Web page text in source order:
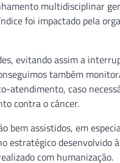
multidisciplinar
foi impactado pela
evitando assim a
também
atendimento, caso
contra o câncer.
bem assistidos, em
estratégico desenvolvido
com humanização.